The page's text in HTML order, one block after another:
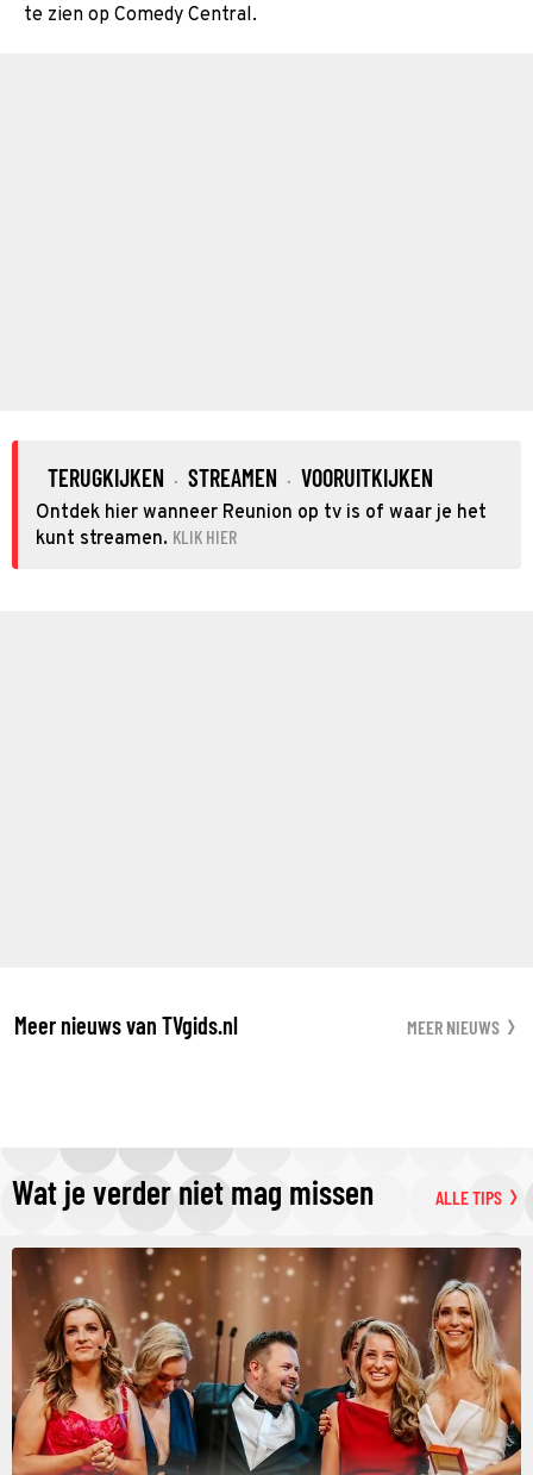
te zien op Comedy Central.
TERUGKIJKEN · STREAMEN · VOORUITKIJKEN
Ontdek hier wanneer Reunion op tv is of waar je het
kunt streamen. KLIK HIER
Meer nieuws van TVgids.nl MEER NIEUWS
Wat je verder niet mag missen ALLE TIPS